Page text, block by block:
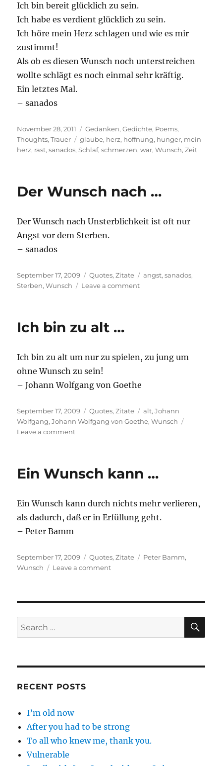
Ich bin bereit glücklich zu sein.
Ich habe es verdient glücklich zu sein.
Ich höre mein Herz schlagen und wie es mir
zustimmt!
Als ob es diesen Wunsch noch unterstreichen
wollte schlägt es noch einmal sehr kräftig.
Ein letztes Mal.
– sanados
Posted
on
November 28, 2011 Categories
Gedanken,Gedichte, Poems,
Thoughts,Trauer Tags
glaube, herz, hoffnung, hunger, mein
herz, rast,sanados,Schlaf,schmerzen,war,Wunsch,Zeit
Der Wunsch nach …
Der Wunsch nach Unsterblichkeit ist oft nur
Angst vor dem Sterben.
– sanados
Posted
on
September 17, 2009 Categories
Quotes,Zitate Tags
angst,sanados,
Sterben,Wunsch Leave a commenton
Ich bin zu alt …
Ich bin zu alt um nur zu spielen, zu jung um
ohne Wunsch zu sein!
– Johann Wolfgang von Goethe
Posted
on
September 17, 2009 Categories
Quotes,Zitate Tags
alt,Johann
Wolfgang,Johann Wolfgang von Goethe,Wunsch
Leave a commenton
alt
Ein Wunsch kann …
Ein Wunsch kann durch nichts mehr verlieren,
als dadurch, daß er in Erfüllung geht.
– Peter Bamm
Posted
on
September 17, 2009 Categories
Quotes,Zitate Tags
Peter Bamm,
Wunsch
Leave a commenton
Search
for:
RECENT POSTS
I’m old now
After you had to be strong
To all who knew me, thank you.
Vulnerable